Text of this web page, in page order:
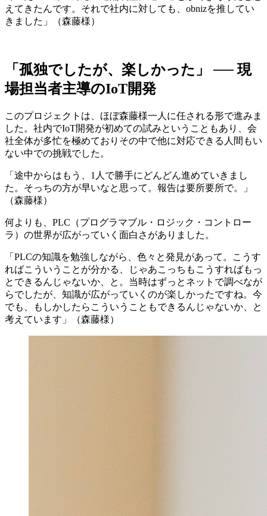
えてきたんです。それで社内に対しても、obnizを推してい
きました」（森藤様）
「孤独でしたが、楽しかった」 ── 現
場担当者主導のIoT開発
このプロジェクトは、ほぼ森藤様一人に任される形で進みま
した。社内でIoT開発が初めての試みということもあり、会
社全体が多忙を極めておりその中で他に対応できる人間もい
ない中での挑戦でした。
「途中からはもう、1人で勝手にどんどん進めていきまし
た。そっちの方が早いなと思って。報告は要所要所で。」
（森藤様）
何よりも、PLC（プログラマブル・ロジック・コントロー
ラ）の世界が広がっていく面白さがありました。
「PLCの知識を勉強しながら、色々と発見があって。こうす
ればこういうことが分かる、じゃあこっちもこうすればもっ
とできるんじゃないか、と。当時はずっとネットで調べなが
らでしたが、知識が広がっていくのが楽しかったですね。今
でも、もしかしたらこういうこともできるんじゃないか、と
考えています」（森藤様）